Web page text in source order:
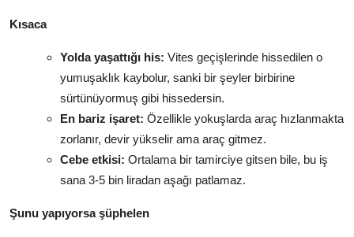
Kısaca
Yolda yaşattığı his: Vites geçişlerinde hissedilen o
yumuşaklık kaybolur, sanki bir şeyler birbirine
sürtünüyormuş gibi hissedersin.
En bariz işaret: Özellikle yokuşlarda araç hızlanmakta
zorlanır, devir yükselir ama araç gitmez.
Cebe etkisi: Ortalama bir tamirciye gitsen bile, bu iş
sana 3-5 bin liradan aşağı patlamaz.
Şunu yapıyorsa şüphelen